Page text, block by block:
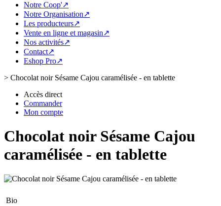
Notre Coop'↗
Notre Organisation↗
Les producteurs↗
Vente en ligne et magasin↗
Nos activités↗
Contact↗
Eshop Pro↗
> Chocolat noir Sésame Cajou caramélisée - en tablette
Accès direct
Commander
Mon compte
Chocolat noir Sésame Cajou
caramélisée - en tablette
Bio